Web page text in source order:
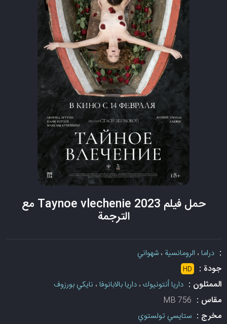
حمل فيلم Taynoe vlechenie 2023 مع
الترجمة
:دراما، الرومانسية ،شهواني
جودة : HD
الممثلون :داريا أنتونيوك،داريا بالابانوفا، نايكي بورزوف
مقاس : 756 MB
مخرج :ستايسي تولستوي